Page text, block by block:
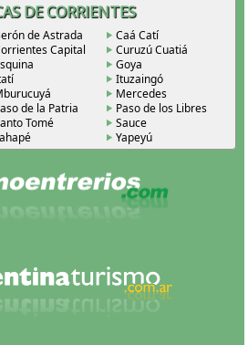
DE CORRIENTES
de Astrada
Caá Catí
Capital
Curuzú Cuatiá
Goya
Ituzaingó
Mercedes
de la Patria
Paso de los Libres
Tomé
Sauce
Yapeyú